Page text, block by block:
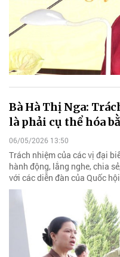
Bà Hà Thị Nga:
là phải cụ thể hóa
06/05/2026 13:50
Trách nhiệm của các vị đại
hành động, lắng nghe, chia
với các diễn đàn của Quốc